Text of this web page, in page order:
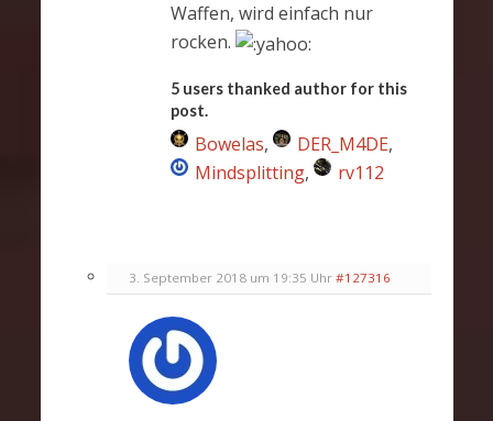
Waffen, wird einfach nur
rocken.
5 users thanked author for this
post.
Bowelas, DER_M4DE,
Mindsplitting, rv112
3. September 2018 um 19:35 Uhr #127316